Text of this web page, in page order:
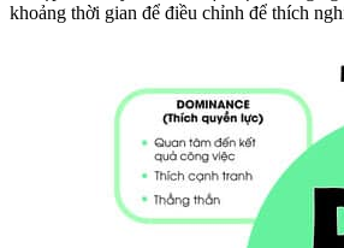
khoảng thời gian để điều chỉnh để thích